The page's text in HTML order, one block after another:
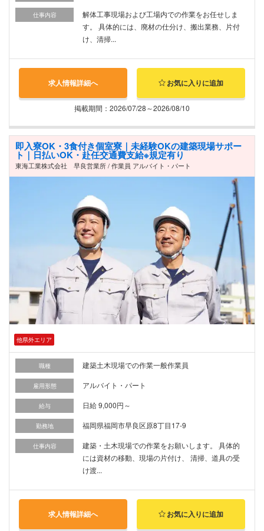
仕事内容
解体工事現場および工場内での作業をお任せしま
す。 具体的には、廃材の仕分け、搬出業務、片付
け、清掃...
求人情報詳細へ お気に入りに追加
掲載期間：2026/07/28～2026/08/10
即入寮OK・3食付き個室寮｜未経験OKの建築現場サポー
ト｜日払いOK・赴任交通費支給※規定有り
東海工業株式会社 早良営業所 / 作業員 アルバイト・パート
他県外エリア
職種 建築土木現場での作業一般作業員
雇用形態 アルバイト・パート
給与 日給 9,000円～
勤務地 福岡県福岡市早良区原8丁目17-9
仕事内容
建築・土木現場での作業をお願いします。 具体的
には資材の移動、現場の片付け、 清掃、道具の受
け渡...
求人情報詳細へ お気に入りに追加